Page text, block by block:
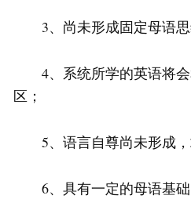
3、尚未形成固定母语思
4、系统所学的英语将会
区；
5、语言自尊尚未形成，
6、具有一定的母语基础